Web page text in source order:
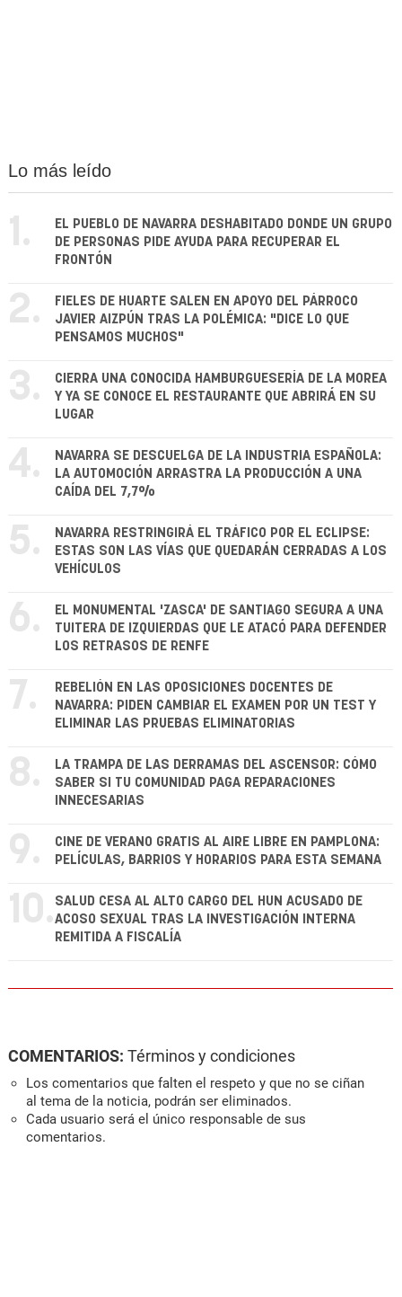
Lo más leído
1.
EL PUEBLO DE NAVARRA DESHABITADO DONDE UN GRUPO
DE PERSONAS PIDE AYUDA PARA RECUPERAR EL
FRONTÓN
2.
FIELES DE HUARTE SALEN EN APOYO DEL PÁRROCO
JAVIER AIZPÚN TRAS LA POLÉMICA: "DICE LO QUE
PENSAMOS MUCHOS"
3.
CIERRA UNA CONOCIDA HAMBURGUESERÍA DE LA MOREA
Y YA SE CONOCE EL RESTAURANTE QUE ABRIRÁ EN SU
LUGAR
4.
NAVARRA SE DESCUELGA DE LA INDUSTRIA ESPAÑOLA:
LA AUTOMOCIÓN ARRASTRA LA PRODUCCIÓN A UNA
CAÍDA DEL 7,7%
5.
NAVARRA RESTRINGIRÁ EL TRÁFICO POR EL ECLIPSE:
ESTAS SON LAS VÍAS QUE QUEDARÁN CERRADAS A LOS
VEHÍCULOS
6.
EL MONUMENTAL 'ZASCA' DE SANTIAGO SEGURA A UNA
TUITERA DE IZQUIERDAS QUE LE ATACÓ PARA DEFENDER
LOS RETRASOS DE RENFE
7.
REBELIÓN EN LAS OPOSICIONES DOCENTES DE
NAVARRA: PIDEN CAMBIAR EL EXAMEN POR UN TEST Y
ELIMINAR LAS PRUEBAS ELIMINATORIAS
8.
LA TRAMPA DE LAS DERRAMAS DEL ASCENSOR: CÓMO
SABER SI TU COMUNIDAD PAGA REPARACIONES
INNECESARIAS
9.
CINE DE VERANO GRATIS AL AIRE LIBRE EN PAMPLONA:
PELÍCULAS, BARRIOS Y HORARIOS PARA ESTA SEMANA
10. SALUD CESA AL ALTO CARGO DEL HUN ACUSADO DE
ACOSO SEXUAL TRAS LA INVESTIGACIÓN INTERNA
REMITIDA A FISCALÍA
COMENTARIOS: Términos y condiciones
Los comentarios que falten el respeto y que no se ciñan
al tema de la noticia, podrán ser eliminados.
Cada usuario será el único responsable de sus
comentarios.